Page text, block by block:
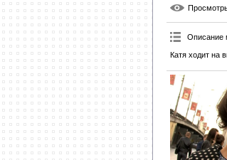
Описание
Катя ходит на